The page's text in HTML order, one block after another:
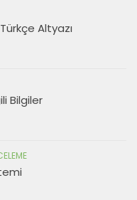
Altyazı
Bilgiler